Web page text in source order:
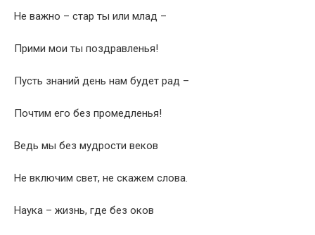
Не важно – стар ты или млад –
Прими мои ты поздравленья!
Пусть знаний день нам будет рад –
Почтим его без промедленья!
Ведь мы без мудрости веков
Не включим свет, не скажем слова.
Наука – жизнь, где без оков